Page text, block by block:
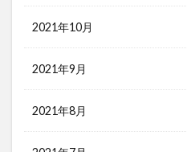
2021年10月
2021年9月
2021年8月